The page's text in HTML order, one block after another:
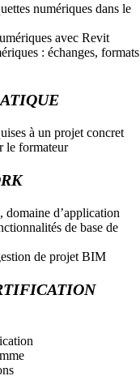
numériques dans le
avec Revit
: échanges, formats
à un projet concret
le formateur
d’application
de base de
de projet BIM